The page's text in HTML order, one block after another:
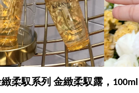
柔馭系列 金緻柔馭露，100ml